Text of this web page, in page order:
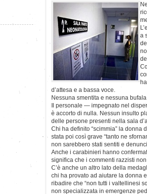
a
d’attesa e a bassa voce.
Nessuna smentita e nessuna
Il personale — impegnato nel
è accorto di nulla. Nessun insulto
delle persone presenti nella sala
Chi ha definito “scimmia” la donna
stata poi così grave “tanto ne
non sarebbero stati sentiti e
Anche i carabinieri hanno
significa che i commenti razzisti
C’è anche un altro lato della
chi ha provato ad aiutare la donna
ribadire che “non tutti i valtellinesi
non specializzata in emergenze